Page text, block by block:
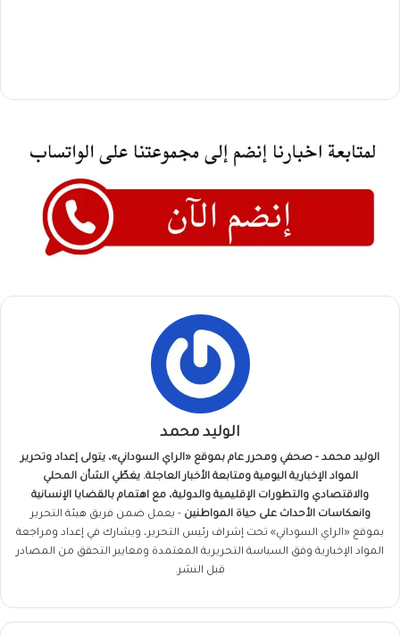
الوليد محمد
الوليد محمد - صحفي ومحرر عام بموقع «الراي السوداني»، يتولى إعداد وتحرير
المواد الإخبارية اليومية ومتابعة الأخبار العاجلة. يغطّي الشأن المحلي
والاقتصادي والتطورات الإقليمية والدولية، مع اهتمام بالقضايا الإنسانية
وانعكاسات الأحداث على حياة المواطنين - يعمل ضمن فريق هيئة التحرير
بموقع «الراي السوداني» تحت إشراف رئيس التحرير، ويشارك في إعداد ومراجعة
المواد الإخبارية وفق السياسة التحريرية المعتمدة ومعايير التحقق من المصادر
قبل النشر.